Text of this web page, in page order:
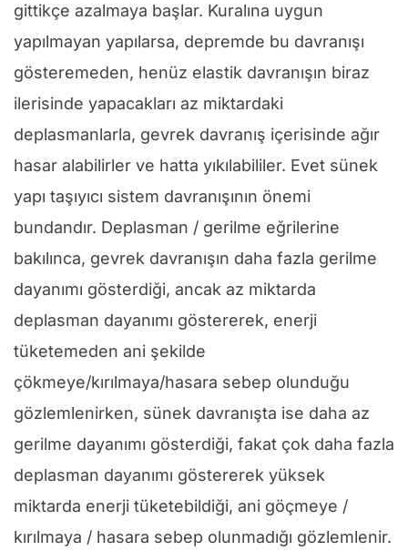
gittikçe azalmaya başlar. Kuralına uygun
yapılmayan yapılarsa, depremde bu davranışı
gösteremeden, henüz elastik davranışın biraz
ilerisinde yapacakları az miktardaki
deplasmanlarla, gevrek davranış içerisinde ağır
hasar alabilirler ve hatta yıkılabililer. Evet sünek
yapı taşıyıcı sistem davranışının önemi
bundandır. Deplasman / gerilme eğrilerine
bakılınca, gevrek davranışın daha fazla gerilme
dayanımı gösterdiği, ancak az miktarda
deplasman dayanımı göstererek, enerji
tüketemeden ani şekilde
çökmeye/kırılmaya/hasara sebep olunduğu
gözlemlenirken, sünek davranışta ise daha az
gerilme dayanımı gösterdiği, fakat çok daha fazla
deplasman dayanımı göstererek yüksek
miktarda enerji tüketebildiği, ani göçmeye /
kırılmaya / hasara sebep olunmadığı gözlemlenir.